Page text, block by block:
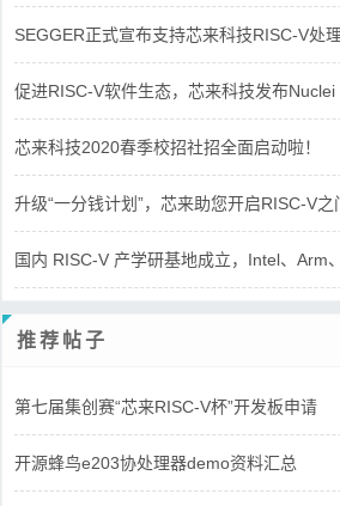
SEGGER正式宣布支持芯来科技RISC-V处
促进RISC-V软件生态，芯来科技发布
芯来科技2020春季校招社招全面启动啦！
升级“一分钱计划”，芯来助您开启RISC-V之
国内 RISC-V 产学研基地成立，Intel、Arm
推荐帖子
第七届集创赛“芯来RISC-V杯”开发板申请
开源蜂鸟e203协处理器demo资料汇总